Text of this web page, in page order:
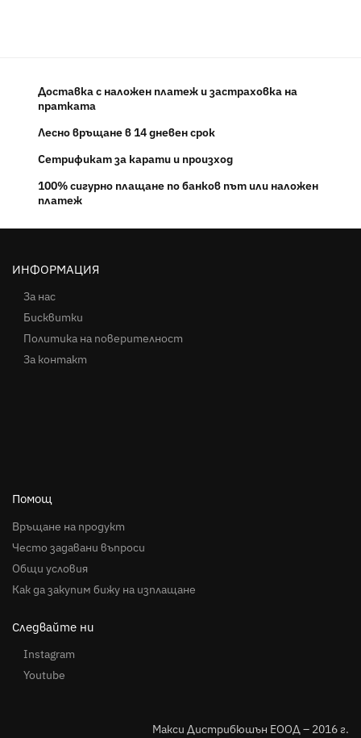
Доставка с наложен платеж и застраховка на
пратката
Лесно връщане в 14 дневен срок
Сетрификат за карати и произход
100% сигурно плащане по банков път или наложен
платеж
ИНФОРМАЦИЯ
За нас
Бисквитки
Политика на поверителност
За контакт
Помощ
Връщане на продукт
Често задавани въпроси
Общи условия
Как да закупим бижу на изплащане
Следвайте ни
Instagram
Youtube
Макси Дистрибюшън ЕООД – 2016 г.